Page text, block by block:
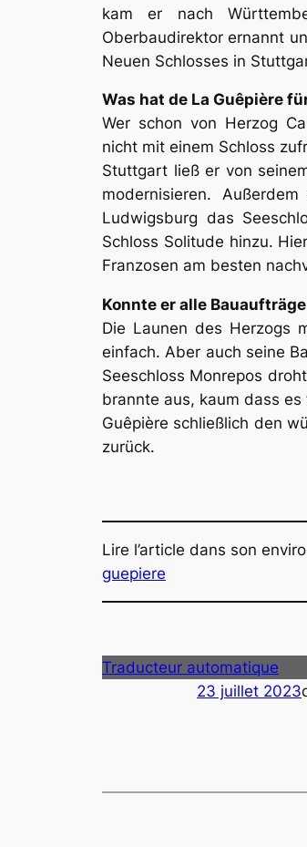
kam er nach
Oberbaudirektor ernannt
Neuen Schlosses in
Was hat de La Guêpière
Wer schon von Herzog
nicht mit einem Schloss
Stuttgart ließ er von
modernisieren.
Ludwigsburg das
Schloss Solitude hinzu.
Franzosen am besten
Konnte er alle
Die Launen des Herzogs
einfach. Aber auch seine
Seeschloss Monrepos
brannte aus, kaum dass
Guêpière schließlich den
zurück.
Lire l’article dans son
guepiere
Traducteur automatique
23 juillet 2023